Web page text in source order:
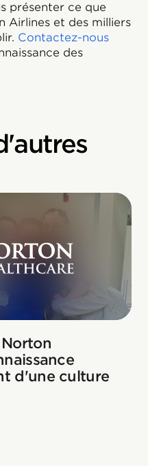
présenter ce que
Airlines et des milliers
Contactez-nous
des
d'une culture